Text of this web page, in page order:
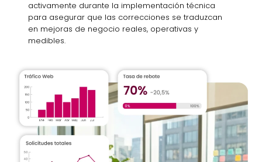
activamente durante la implementación técnica
para asegurar que las correcciones se traduzcan
en mejoras de negocio reales, operativas y
medibles.